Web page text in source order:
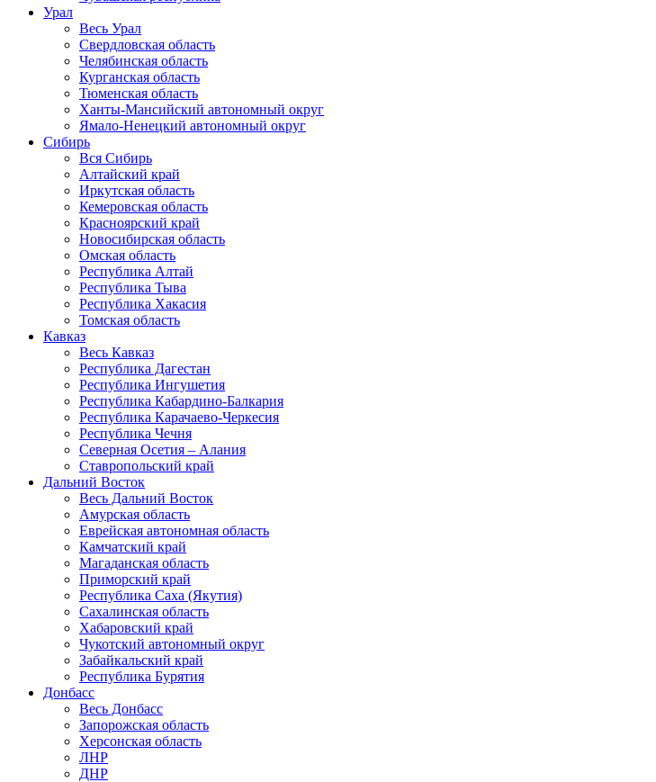
Урал
Весь Урал
Свердловская область
Челябинская область
Курганская область
Тюменская область
Ханты-Мансийский автономный округ
Ямало-Ненецкий автономный округ
Сибирь
Вся Сибирь
Алтайский край
Иркутская область
Кемеровская область
Красноярский край
Новосибирская область
Омская область
Республика Алтай
Республика Тыва
Республика Хакасия
Томская область
Кавказ
Весь Кавказ
Республика Дагестан
Республика Ингушетия
Республика Кабардино-Балкария
Республика Карачаево-Черкесия
Республика Чечня
Северная Осетия – Алания
Ставропольский край
Дальний Восток
Весь Дальний Восток
Амурская область
Еврейская автономная область
Камчатский край
Магаданская область
Приморский край
Республика Саха (Якутия)
Сахалинская область
Хабаровский край
Чукотский автономный округ
Забайкальский край
Республика Бурятия
Донбасс
Весь Донбасс
Запорожская область
Херсонская область
ЛНР
ДНР